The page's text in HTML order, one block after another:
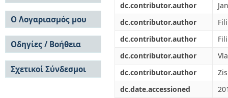
dc.contributor.author
dc.contributor.author
dc.contributor.author
dc.contributor.author
dc.contributor.author
dc.date.accessioned
Σε όλο το DSpace
Κοινότητες & Συλλογές
Ανά Ημερομηνία
Έκδοσης
Συγγραφείς
Τίτλοι
Θέματα
Ο Λογαριασμός μου
Σύνδεση
Εγγραφή
Οδηγίες / Βοήθεια
Οδηγίες Υποβολής
Οδηγίες Χρήσης ΙΑ
Συχνές Ερωτήσεις
Σχετικοί Σύνδεσμοι